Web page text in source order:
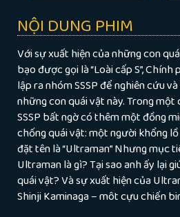
NỘI DUNG PHIM
Với sự xuất hiện của những con
bạo được gọi là “Loài cấp S”,
lập ra nhóm SSSP để nghiên cứu
những con quái vật này. Trong
SSSP bất ngờ có thêm một đồng
chống quái vật: một người khổng
đặt tên là “Ultraman” Nhưng mục
Ultraman là gì? Tại sao anh ấy lại
quái vật? Và sự xuất hiện của
Shinji Kaminaga – môt cựu chiến